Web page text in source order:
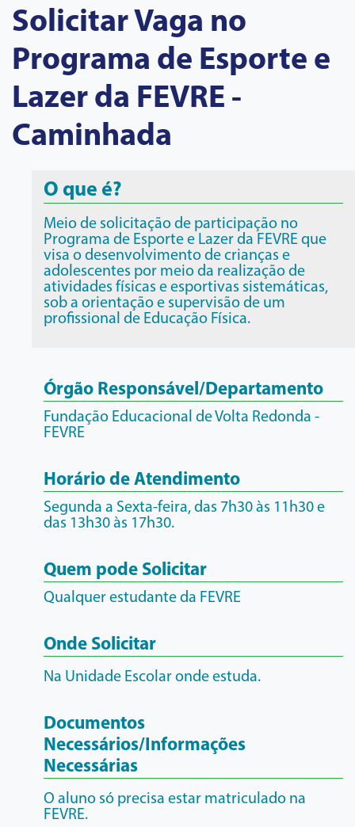
Solicitar Vaga no
Programa de Esporte e
Lazer da FEVRE -
Caminhada
O que é?
Meio de solicitação de participação no
Programa de Esporte e Lazer da FEVRE que
visa o desenvolvimento de crianças e
adolescentes por meio da realização de
atividades físicas e esportivas sistemáticas,
sob a orientação e supervisão de um
profissional de Educação Física.
Órgão Responsável/Departamento
Fundação Educacional de Volta Redonda -
FEVRE
Horário de Atendimento
Segunda a Sexta-feira, das 7h30 às 11h30 e
das 13h30 às 17h30.
Quem pode Solicitar
Qualquer estudante da FEVRE
Onde Solicitar
Na Unidade Escolar onde estuda.
Documentos
Necessários/Informações
Necessárias
O aluno só precisa estar matriculado na
FEVRE.